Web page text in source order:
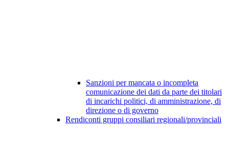
Sanzioni per mancata o incompleta
comunicazione dei dati da parte dei titolari
di incarichi politici, di amministrazione, di
direzione o di governo
Rendiconti gruppi consiliari regionali/provinciali